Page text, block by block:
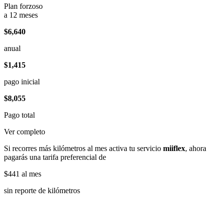
Plan forzoso
a 12 meses
$6,640
anual
$1,415
pago inicial
$8,055
Pago total
Ver completo
Si recorres más kilómetros al mes activa tu servicio miiflex, ahora
pagarás una tarifa preferencial de
$441 al mes
sin reporte de kilómetros